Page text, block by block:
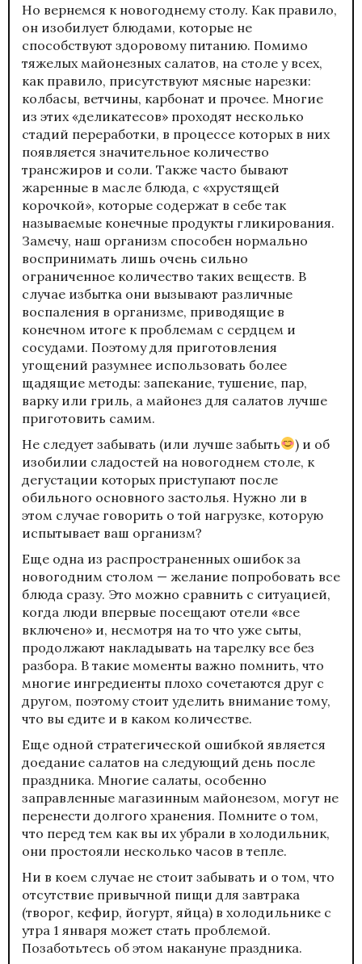
Но вернемся к новогоднему столу. Как правило,
он изобилует блюдами, которые не
способствуют здоровому питанию. Помимо
тяжелых майонезных салатов, на столе у всех,
как правило, присутствуют мясные нарезки:
колбасы, ветчины, карбонат и прочее. Многие
из этих «деликатесов» проходят несколько
стадий переработки, в процессе которых в них
появляется значительное количество
трансжиров и соли. Также часто бывают
жаренные в масле блюда, с «хрустящей
корочкой», которые содержат в себе так
называемые конечные продукты гликирования.
Замечу, наш организм способен нормально
воспринимать лишь очень сильно
ограниченное количество таких веществ. В
случае избытка они вызывают различные
воспаления в организме, приводящие в
конечном итоге к проблемам с сердцем и
сосудами. Поэтому для приготовления
угощений разумнее использовать более
щадящие методы: запекание, тушение, пар,
варку или гриль, а майонез для салатов лучше
приготовить самим.
Не следует забывать (или лучше забыть
) и об
изобилии сладостей на новогоднем столе, к
дегустации которых приступают после
обильного основного застолья. Нужно ли в
этом случае говорить о той нагрузке, которую
испытывает ваш организм?
Еще одна из распространенных ошибок за
новогодним столом — желание попробовать все
блюда сразу. Это можно сравнить с ситуацией,
когда люди впервые посещают отели «все
включено» и, несмотря на то что уже сыты,
продолжают накладывать на тарелку все без
разбора. В такие моменты важно помнить, что
многие ингредиенты плохо сочетаются друг с
другом, поэтому стоит уделить внимание тому,
что вы едите и в каком количестве.
Еще одной стратегической ошибкой является
доедание салатов на следующий день после
праздника. Многие салаты, особенно
заправленные магазинным майонезом, могут не
перенести долгого хранения. Помните о том,
что перед тем как вы их убрали в холодильник,
они простояли несколько часов в тепле.
Ни в коем случае не стоит забывать и о том, что
отсутствие привычной пищи для завтрака
(творог, кефир, йогурт, яйца) в холодильнике с
утра 1 января может стать проблемой.
Позаботьтесь об этом накануне праздника.